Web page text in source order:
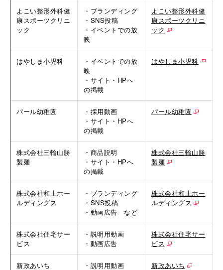
よこい整形外科健
康スポーツクリニ
ック
・ブランディング
・SNS投稿
・イベントでの放
映
よこい整形外科健
康スポーツクリニ
ック
はやしま小児科
・イベントでの放
映
・サイト・HPへ
の掲載
はやしま小児科
パール幼稚園
・採用動画
・サイト・HPへ
の掲載
パール幼稚園
株式会社三輪山勝
製麺
・商品説明
・サイト・HPへ
の掲載
株式会社三輪山勝
製麺
株式会社和上ホー
ルディングス
・ブランディング
・SNS投稿
・動画広告 など
株式会社和上ホー
ルディングス
株式会社住宅サー
ビス
・説明用動画
・動画広告
株式会社住宅サー
ビス
新政あいち
・説明用動画
新政あいち